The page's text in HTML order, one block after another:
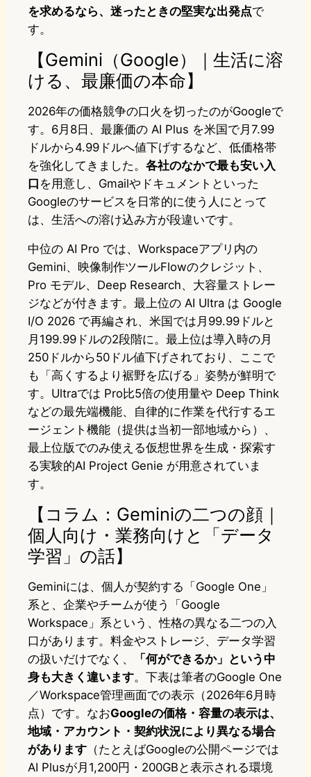
を求めるなら、迷ったときの堅実な出発点で
す。
【Gemini（Google）｜生活に溶
ける、最廉価の本命】
2026年の価格競争の口火を切ったのがGoogleで
す。6月8日、最廉価の AI Plus を米国で月7.99
ドルから4.99ドルへ値下げするなど、低価格帯
を強化してきました。 各社のなかで最も安い入
口 を用意し、Gmailやドキュメントといった
Googleのサービスを日常的に使う人にとって
は、生活への溶け込み方が段違いです。
中位の AI Pro では、Workspaceアプリ内の
Gemini、映像制作ツールFlowのクレジット、
Pro モデル、Deep Research、大容量ストレー
ジなどが付きます。最上位の AI Ultra は Google
I/O 2026 で再編され、米国では月99.99ドルと
月199.99ドルの2段階に。最上位は導入時の月
250ドルから50ドル値下げされており、ここで
も「高くするより裾野を広げる」姿勢が鮮明で
す。Ultraでは Pro比5倍の使用量や Deep Think
などの最先端機能、自律的に作業を代行するエ
ージェント機能（提供は当初一部地域から）、
最上位版でのみ使える仮想世界を生成・探索す
る実験的AI Project Genie が用意されていま
す。
【コラム：Geminiの二つの顔｜
個人向け・業務向けと「データ
学習」の話】
Geminiには、個人が契約する「Google One」
系と、企業やチームが使う「Google
Workspace」系という、性格の異なる二つの入
口があります。料金やストレージ、データ学習
の扱いだけでなく、
「何ができるか」という中
身も大きく違います。下表は筆者のGoogle One
／Workspace管理画面での表示（2026年6月時
点）です。なおGoogleの価格・容量の表示は、
地域・アカウント・契約状況により異なる場合
があります （たとえばGoogleの公開ページでは
AI Plusが月1,200円・200GBと表示される環境